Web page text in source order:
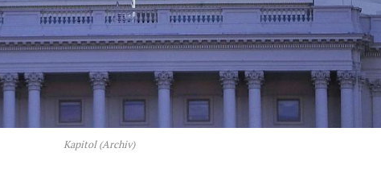
Kapitol (Archiv)